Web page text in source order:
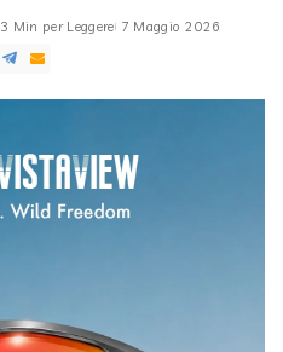
3 Min per Leggere 7 Maggio 2026